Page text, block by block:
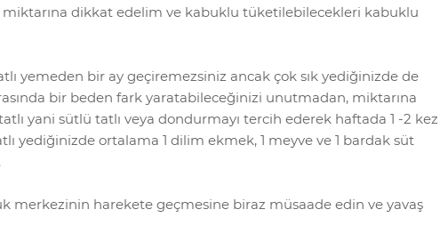
dikkat edelim ve kabuklu tüketilebilecekleri kabuklu
yemeden bir ay geçiremezsiniz ancak çok sık yediğinizde de
bir beden fark yaratabileceğinizi unutmadan, miktarına
yani sütlü tatlı veya dondurmayı tercih ederek haftada 1 -2 kez
yediğinizde ortalama 1 dilim ekmek, 1 meyve ve 1 bardak süt
merkezinin harekete geçmesine biraz müsaade edin ve yavaş